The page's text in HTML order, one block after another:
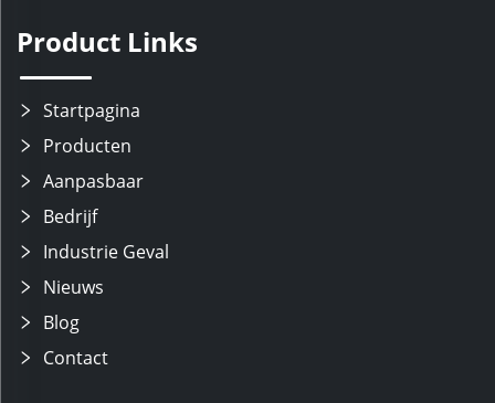
Product Links
Startpagina
Producten
Aanpasbaar
Bedrijf
Industrie Geval
Nieuws
Blog
Contact